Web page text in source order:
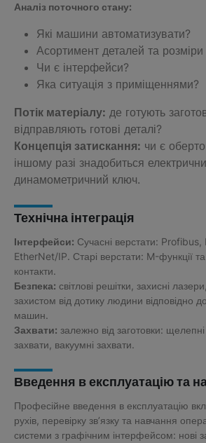
Аналіз поточного стану:
Які машини автоматизувати?
Асортимент деталей та розміри
Чи є інтерфейси?
Яка ситуація з приміщеннями?
Потік матеріалу: де готують
відправляють готові деталі?
Концепція затискання: чи є
іншому разі знадобиться
динамометричний ключ.
Технічна інтеграція
Інтерфейси: Сучасні верстати: Profibus,
EtherNet/IP. Старі верстати: M-функції та
контакти.
Безпека: світлові решітки, захисні
захистом від дотику людини відповідно
машин.
Захвати: залежно від заготовки: щелепні
захвати, вакуумні захвати.
Введення в експлуатацію та
Професійне введення в експлуатацію
рухів, перевірку зв’язку та навчання
системи з графічним інтерфейсом: нові